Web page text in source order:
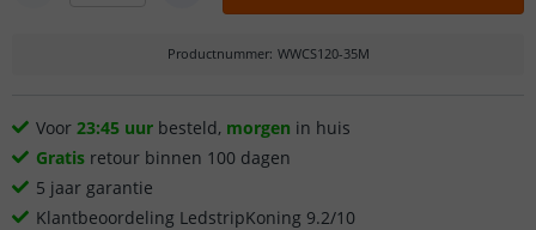
Productnummer: WWCS120-35M
Voor 23:45 uur besteld, morgen in huis
Gratis retour binnen 100 dagen
5 jaar garantie
Klantbeoordeling LedstripKoning 9.2/10